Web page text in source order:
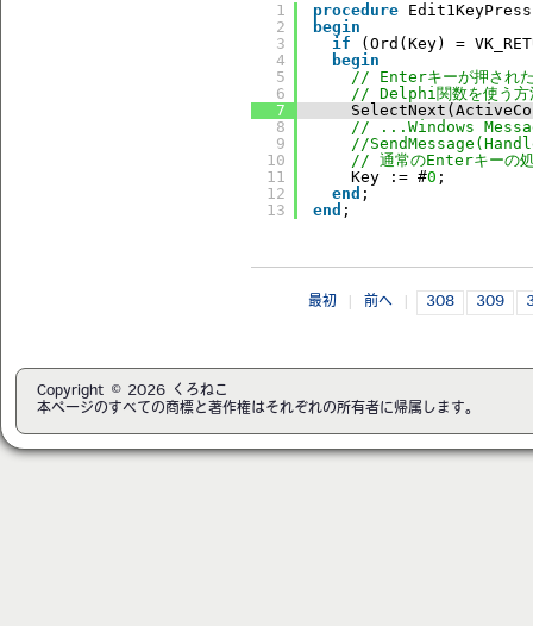
1
2
3
4
5
6
7
8
9
10
11
12
13
procedure
begin
if
(Ord(Key) =
begin
// Enterキーが押された
// Delphi関数を使う方
// ...Windows
//
// 通常のEnterキーの処
Key := #0 ;
end ;
end ;
最初 前へ 308 309
Copyright © 2026 くろねこ
本ページのすべての商標と著作権はそれぞれの所有者に帰属します。